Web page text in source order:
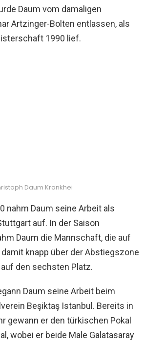
Daum vom damaligen
Artzinger-Bolten entlassen, als
1990 lief.
Daum Krankhei
nahm Daum seine Arbeit als
auf. In der Saison
Daum die Mannschaft, die auf
knapp über der Abstiegszone
den sechsten Platz.
Daum seine Arbeit beim
Beşiktaş Istanbul. Bereits in
gewann er den türkischen Pokal
wobei er beide Male Galatasaray